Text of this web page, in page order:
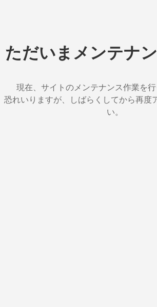
ただいまメンテナ
現在、サイトのメンテナンス作業を行
恐れいりますが、しばらくしてから再度
い。